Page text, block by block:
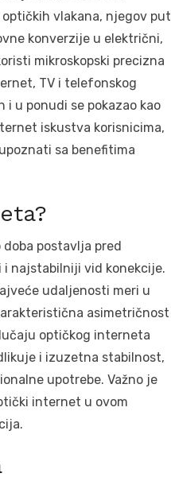
vlakana, njegov put
konverzije u električni,
mikroskopski precizna
TV i telefonskog
u ponudi se pokazao kao
iskustva korisnicima,
sa benefitima
postavlja pred
najstabilniji vid konekcije.
udaljenosti meri u
asimetričnost
optičkog interneta
i izuzetna stabilnost,
upotrebe. Važno je
internet u ovom